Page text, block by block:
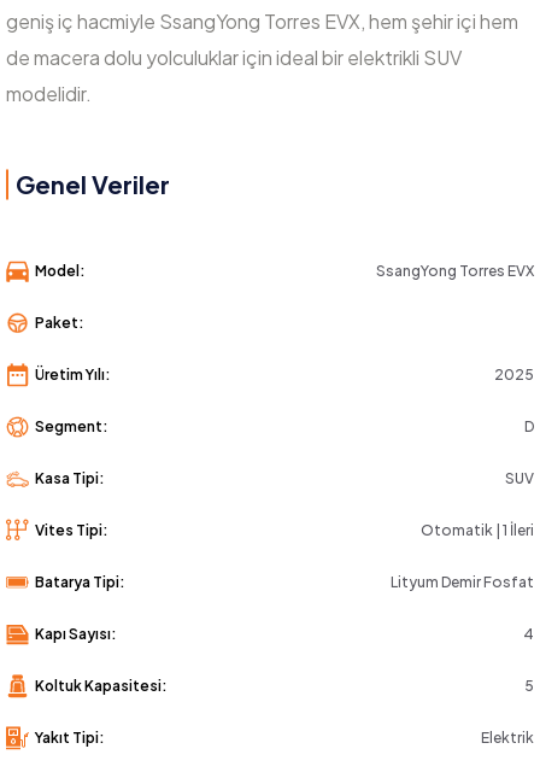
geniş iç hacmiyle SsangYong Torres EVX, hem şehir içi hem
de macera dolu yolculuklar için ideal bir elektrikli SUV
modelidir.
Genel Veriler
Model: SsangYong Torres EVX
Paket:
Üretim Yılı: 2025
Segment: D
Kasa Tipi: SUV
Vites Tipi: Otomatik | 1 İleri
Batarya Tipi: Lityum Demir Fosfat
Kapı Sayısı: 4
Koltuk Kapasitesi: 5
Yakıt Tipi: Elektrik